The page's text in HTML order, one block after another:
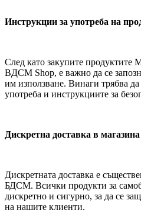
Инструкции за употреба на
След като закупите продуктите
BДСМ Shop, е важно да се
им използване. Винаги трябва да
употреба и инструкциите за
Дискретна доставка в
Дискретната доставка е
БДСМ. Всички продукти за
дискретно и сигурно, за да се
на нашите клиенти.